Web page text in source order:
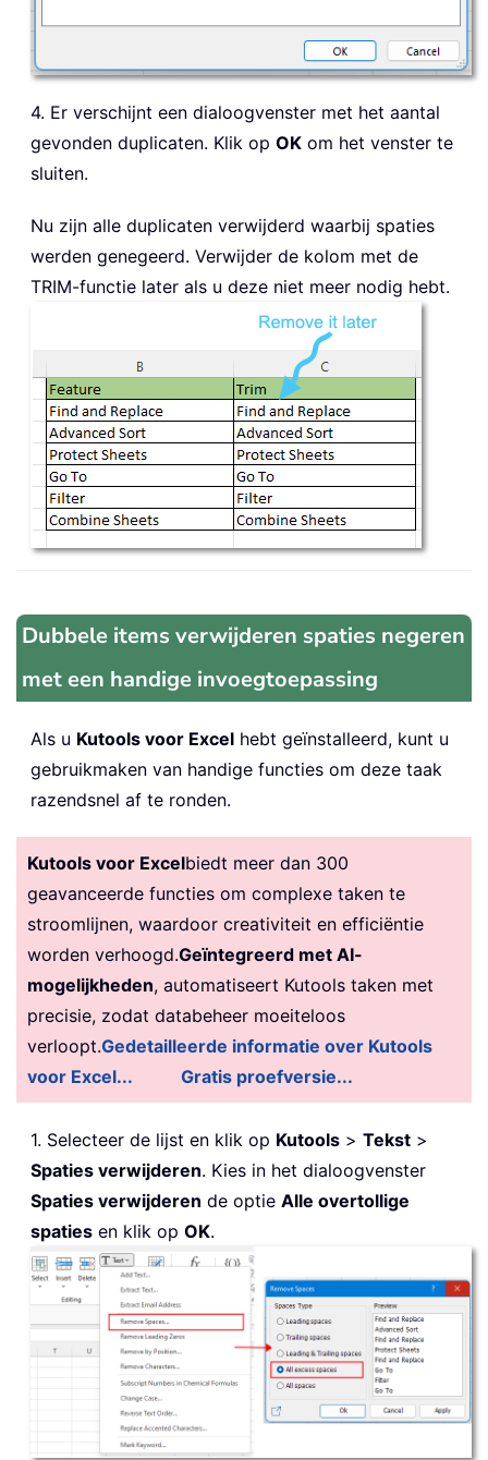
4. Er verschijnt een dialoogvenster met het aantal
gevonden duplicaten. Klik op OK om het venster te
sluiten.
Nu zijn alle duplicaten verwijderd waarbij spaties
werden genegeerd. Verwijder de kolom met de
TRIM-functie later als u deze niet meer nodig hebt.
Dubbele items verwijderen spaties negeren
met een handige invoegtoepassing
Als u Kutools voor Excel hebt geïnstalleerd, kunt u
gebruikmaken van handige functies om deze taak
razendsnel af te ronden.
Kutools voor Excelbiedt meer dan 300
geavanceerde functies om complexe taken te
stroomlijnen, waardoor creativiteit en efficiëntie
worden verhoogd.Geïntegreerd met AI-
mogelijkheden, automatiseert Kutools taken met
precisie, zodat databeheer moeiteloos
verloopt.Gedetailleerde informatie over Kutools
voor Excel...
Gratis proefversie...
1. Selecteer de lijst en klik op Kutools > Tekst >
Spaties verwijderen. Kies in het dialoogvenster
Spaties verwijderen de optie Alle overtollige
spaties en klik op OK.